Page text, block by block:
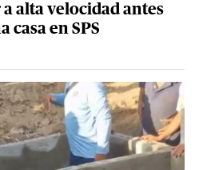
alta velocidad antes
casa en SPS